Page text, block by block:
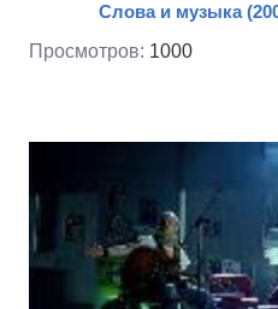
Слова и музыка
Просмотров: 1000